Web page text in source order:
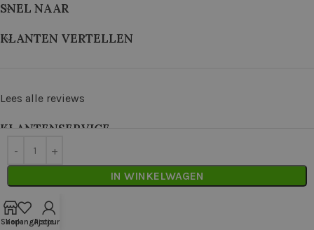
IN WINKELWAGEN
SNEL NAAR
KLANTEN VERTELLEN
Lees alle reviews
KLANTENSERVICE
2026
Shop
Verlanglijstje
Account